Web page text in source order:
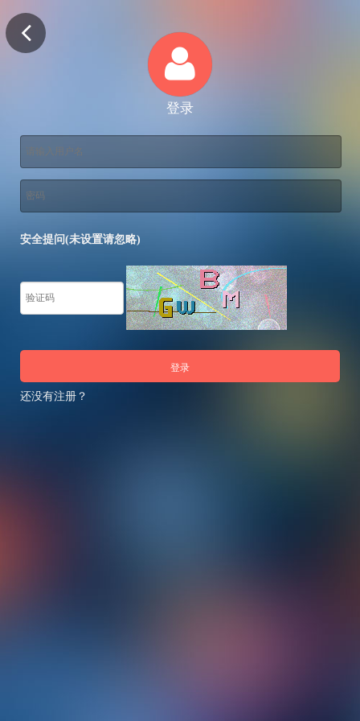
登录
安全提问(未设置请忽略)
登录
还没有注册？